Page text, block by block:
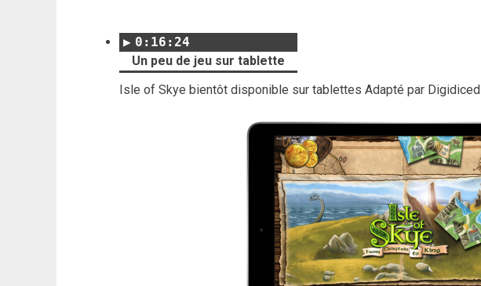
0:16:24
Un peu de jeu sur tablette
Isle of Skye bientôt disponible sur tablettes Adapté par Digidiced